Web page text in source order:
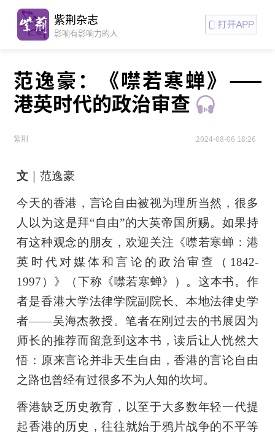
范逸豪：《噤若寒蝉》——
港英时代的政治审查
紫荆 2024-08-06 18:26
文 ｜范逸豪
今天的香港，言论自由被视为理所当然，很多
人以为这是拜“自由”的大英帝国所赐。如果持
有这种观念的朋友，欢迎关注《噤若寒蝉：港
英时代对媒体和言论的政治审查（1842-
1997）》（下称《噤若寒蝉》）。这本书。作
者是香港大学法律学院副院长、本地法律史学
者——吴海杰教授。笔者在刚过去的书展因为
师长的推荐而留意到这本书，读后让人恍然大
悟：原来言论并非天生自由，香港的言论自由
之路也曾经有过很多不为人知的坎坷。
香港缺乏历史教育，以至于大多数年轻一代提
起香港的历史，往往就始于鸦片战争的不平等
紫荆杂志
影响有影响力的人